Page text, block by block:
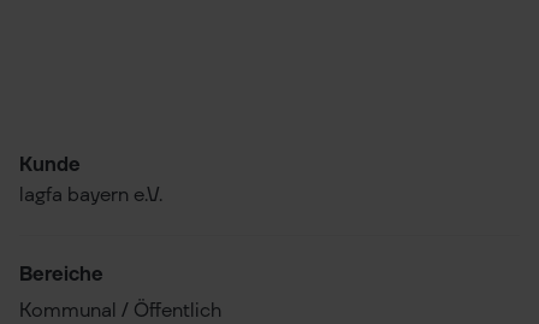
Projektmerkmal
Projektdetails
Kunde
lagfa bayern e.V.
Bereiche
Kommunal / Öffentlich